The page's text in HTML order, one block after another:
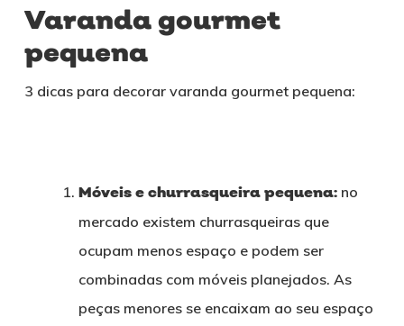
Varanda gourmet
pequena
3 dicas para decorar varanda gourmet pequena:
Móveis e churrasqueira pequena:no
mercado existem churrasqueiras que
ocupam menos espaço e podem ser
combinadas com móveis planejados. As
peças menores se encaixam ao seu espaço